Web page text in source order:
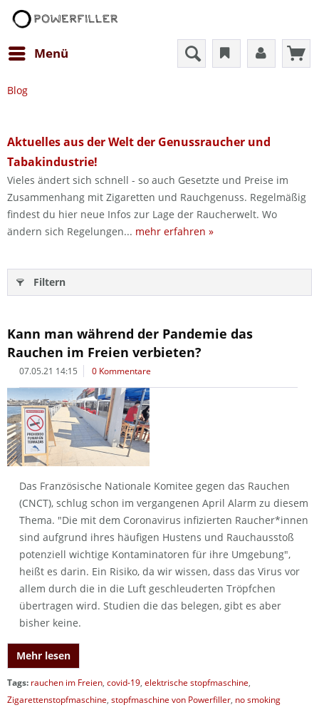
Menü
Blog
Aktuelles aus der Welt der Genussraucher und
Tabakindustrie!
Vieles ändert sich schnell - so auch Gesetzte und Preise im
Zusammenhang mit Zigaretten und Rauchgenuss. Regelmäßig
findest du hier neue Infos zur Lage der Raucherwelt. Wo
ändern sich Regelungen... mehr erfahren »
Filtern
Kann man während der Pandemie das
Rauchen im Freien verbieten?
07.05.21 14:15 0 Kommentare
Das Französische Nationale Komitee gegen das Rauchen
(CNCT), schlug schon im vergangenen April Alarm zu diesem
Thema. "Die mit dem Coronavirus infizierten Raucher*innen
sind aufgrund ihres häufigen Hustens und Rauchausstoß
potenziell wichtige Kontaminatoren für ihre Umgebung",
heißt es darin. Ein Risiko, da wir wissen, dass das Virus vor
allem durch die in die Luft geschleuderten Tröpfchen
übertragen wird. Studien die das belegen, gibt es aber
bisher keine.
Mehr lesen
Tags: rauchen im Freien, covid-19, elektrische stopfmaschine,
Zigarettenstopfmaschine, stopfmaschine von Powerfiller, no smoking